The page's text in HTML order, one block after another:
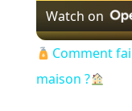
Watch on
Comment
maison ?